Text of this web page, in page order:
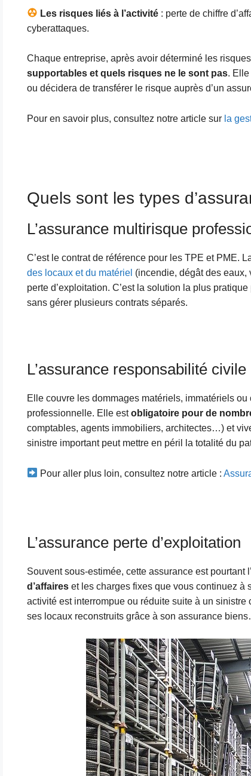
Les risques liés à l’activité: perte de chiffre
cyberattaques.
Chaque entreprise, après avoir déterminé les
supportables et quels risques ne le sont pas. Elle
ou décidera de transférer le risque auprès d’un
Pour en savoir plus, consultez notre article sur la
Quels sont les types
L’assurance multirisque
C’est le contrat de référence pour les TPE et PME.
des locaux et du matériel (incendie, dégât des
perte d’exploitation. C’est la solution la plus
sans gérer plusieurs contrats séparés.
L’assurance responsabilité
Elle couvre les dommages matériels, immatériels
professionnelle. Elle estobligatoire pour de
comptables, agents immobiliers, architectes…) et
sinistre important peut mettre en péril la totalité du
Pour aller plus loin, consultez notre article :
L’assurance perte d’exploitation
Souvent sous-estimée, cette assurance est pourtant
d’affaires et les charges fixes que vous continuez à
activité est interrompue ou réduite suite à un
ses locaux reconstruits grâce à son assurance